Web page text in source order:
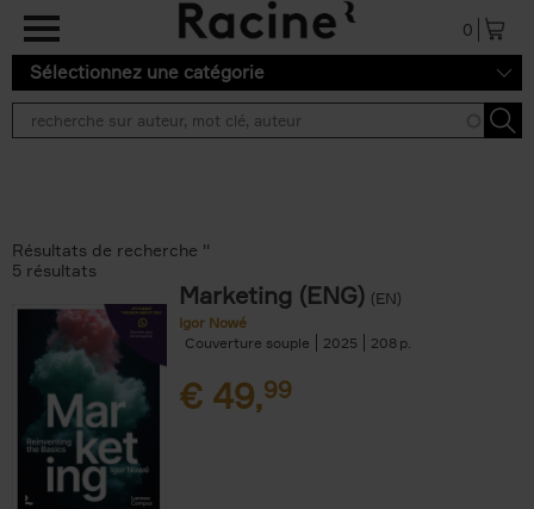
Aller au contenu principal
0
Sélectionnez une catégorie
Résultats de recherche ''
5 résultats
Marketing (ENG) (EN)
Igor Nowé
Couverture souple
2025 208
€ 49,99